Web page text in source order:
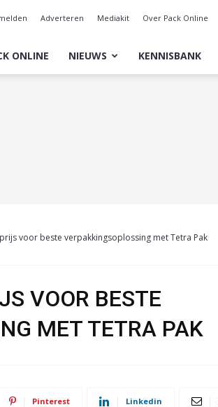
Adverteren Mediakit Over Pack Online
ONLINE NIEUWS KENNISBANK
prijs voor beste verpakkingsoplossing met Tetra Pak
VOOR BESTE
MET TETRA PAK
Pinterest Linkedin